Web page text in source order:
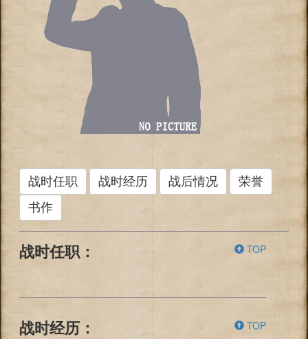
战时任职 战时经历 战后情况
荣誉
书作
战时任职： TOP
战时经历： TOP